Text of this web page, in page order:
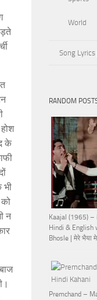
के
भी
न
World
Song Lyrics
RANDOM
Kaajal (1965) –
Hindi & English
Bhosle | मेरे भैया
Premchand –